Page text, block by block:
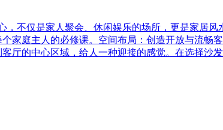
不仅是家人聚会、休闲娱乐的场所，更是家居
家庭主人的必修课。空间布局：创造开放与流畅
厅的中心区域，给人一种迎接的感觉。在选择沙